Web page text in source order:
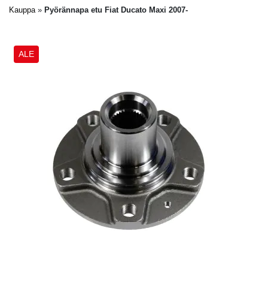
Kauppa» Pyörännapa etu Fiat Ducato Maxi 2007-
ALE